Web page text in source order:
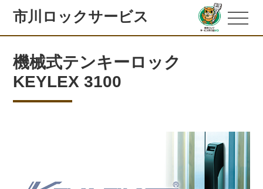
市川ロックサービス
機械式テンキーロック
KEYLEX 3100